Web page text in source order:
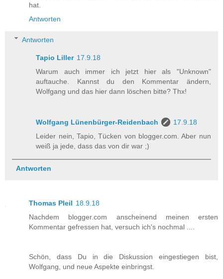
hat.
Antworten
Antworten
Tapio Liller 17.9.18
Warum auch immer ich jetzt hier als "Unknown"
auftauche. Kannst du den Kommentar ändern,
Wolfgang und das hier dann löschen bitte? Thx!
Wolfgang Lünenbürger-Reidenbach
17.9.18
Leider nein, Tapio, Tücken von blogger.com. Aber nun
weiß ja jede, dass das von dir war ;)
Antworten
Thomas Pleil 18.9.18
Nachdem blogger.com anscheinend meinen ersten
Kommentar gefressen hat, versuch ich's nochmal ....
Schön, dass Du in die Diskussion eingestiegen bist,
Wolfgang, und neue Aspekte einbringst.